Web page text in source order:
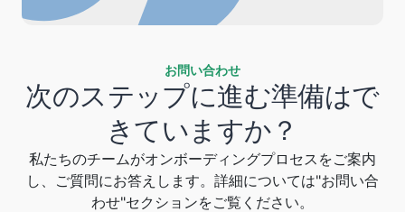
お問い合わせ
次のステップに進む準備はで
きていますか？
私たちのチームがオンボーディングプロセスをご案内
し、ご質問にお答えします。詳細については"お問い合
わせ"セクションをご覧ください。